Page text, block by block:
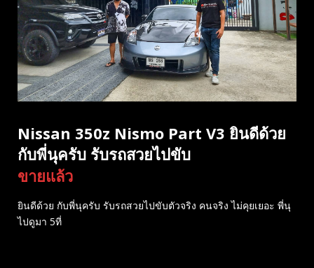
Nissan 350z Nismo Part V3 ยินดีด้วย
กับพี่นุครับ รับรถสวยไปขับ
ขายแล้ว
ยินดีด้วย กับพี่นุครับ รับรถสวยไปขับตัวจริง คนจริง ไม่คุยเยอะ พี่นุ
ไปดูมา 5ที่